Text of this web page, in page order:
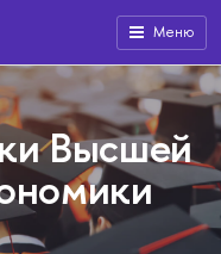
Меню
Высшей